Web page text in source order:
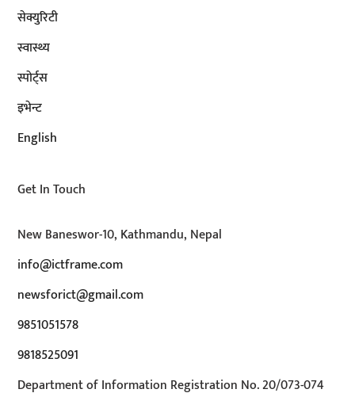
सेक्युरिटी
स्वास्थ्य
स्पोर्ट्स
इभेन्ट
English
Get In Touch
New Baneswor-10, Kathmandu, Nepal
info@ictframe.com
newsforict@gmail.com
9851051578
9818525091
Department of Information Registration No. 20/073-074